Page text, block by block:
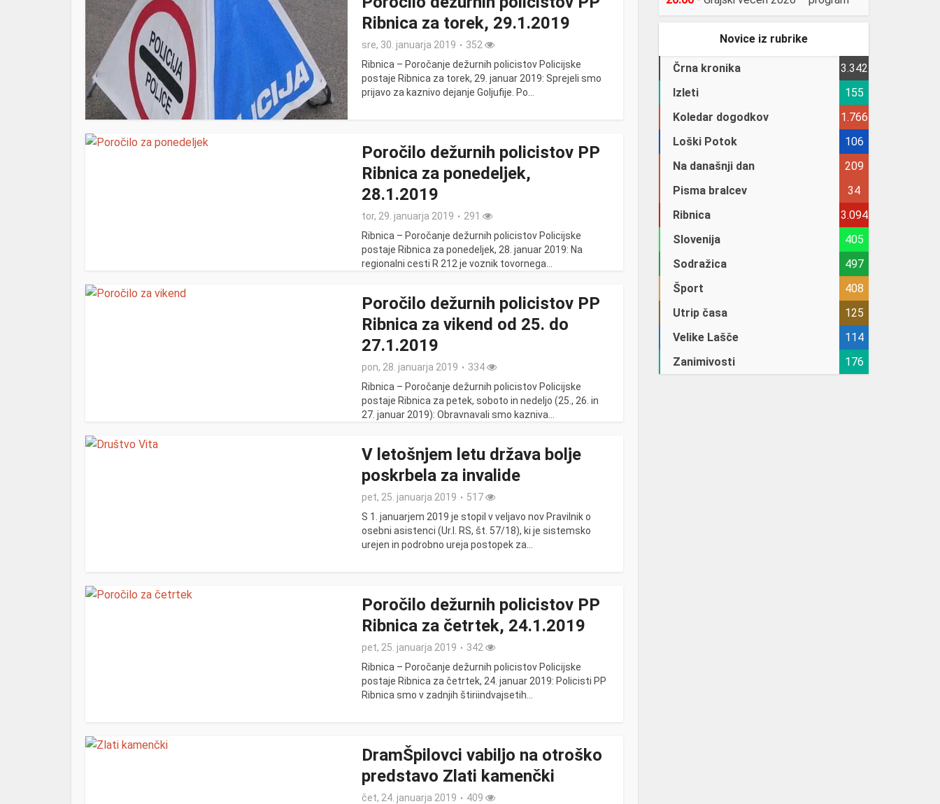
Ribnica za torek, 29.1.2019
sre, 30. januarja 2019
352
Ribnica – Poročanje dežurnih policistov Policijske
postaje Ribnica za torek, 29. januar 2019: Sprejeli smo
prijavo za kaznivo dejanje Goljufije. Po...
Poročilo dežurnih policistov PP
Ribnica za ponedeljek,
28.1.2019
tor, 29. januarja 2019
291
Ribnica – Poročanje dežurnih policistov Policijske
postaje Ribnica za ponedeljek, 28. januar 2019: Na
regionalni cesti R 212 je voznik tovornega...
Poročilo dežurnih policistov PP
Ribnica za vikend od 25. do
27.1.2019
pon, 28. januarja 2019
334
Ribnica – Poročanje dežurnih policistov Policijske
postaje Ribnica za petek, soboto in nedeljo (25., 26. in
27. januar 2019): Obravnavali smo kazniva...
V letošnjem letu država bolje
poskrbela za invalide
pet, 25. januarja 2019
517
S 1. januarjem 2019 je stopil v veljavo nov Pravilnik o
osebni asistenci (Ur.l. RS, št. 57/18), ki je sistemsko
urejen in podrobno ureja postopek za...
Poročilo dežurnih policistov PP
Ribnica za četrtek, 24.1.2019
pet, 25. januarja 2019
342
Ribnica – Poročanje dežurnih policistov Policijske
postaje Ribnica za četrtek, 24. januar 2019: Policisti PP
Ribnica smo v zadnjih štiriindvajsetih...
DramŠpilovci vabiljo na otroško
predstavo Zlati kamenčki
čet, 24. januarja 2019
409
Novice iz rubrike
Črna kronika
3.342
Izleti
155
Koledar dogodkov
1.766
Loški Potok
106
Na današnji dan
209
Pisma bralcev
34
Ribnica
3.094
Slovenija
405
Sodražica
497
Šport
408
Utrip časa
125
Velike Lašče
114
Zanimivosti
176